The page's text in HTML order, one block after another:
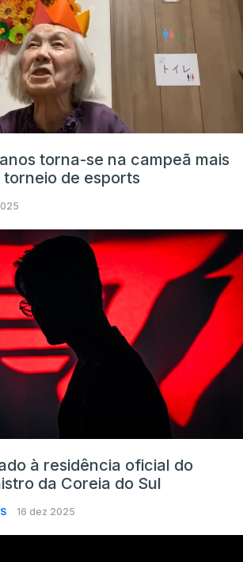
torna-se na campeã mais
de esports
à residência oficial do
da Coreia do Sul
16 dez 2025